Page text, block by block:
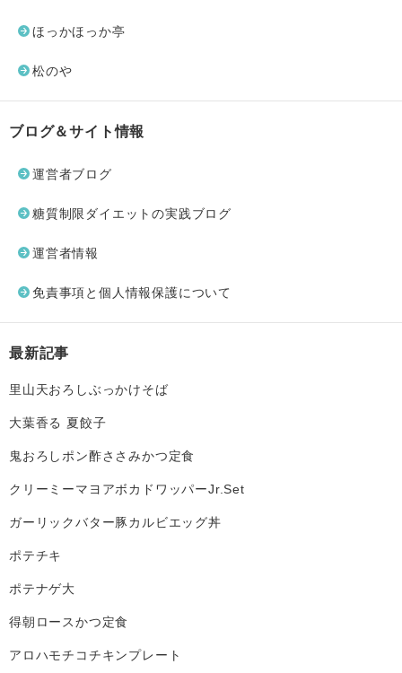
ほっかほっか亭
松のや
ブログ＆サイト情報
運営者ブログ
糖質制限ダイエットの実践ブログ
運営者情報
免責事項と個人情報保護について
最新記事
里山天おろしぶっかけそば
大葉香る 夏餃子
鬼おろしポン酢ささみかつ定食
クリーミーマヨアボカドワッパーJr.Set
ガーリックバター豚カルビエッグ丼
ポテチキ
ポテナゲ大
得朝ロースかつ定食
アロハモチコチキンプレート